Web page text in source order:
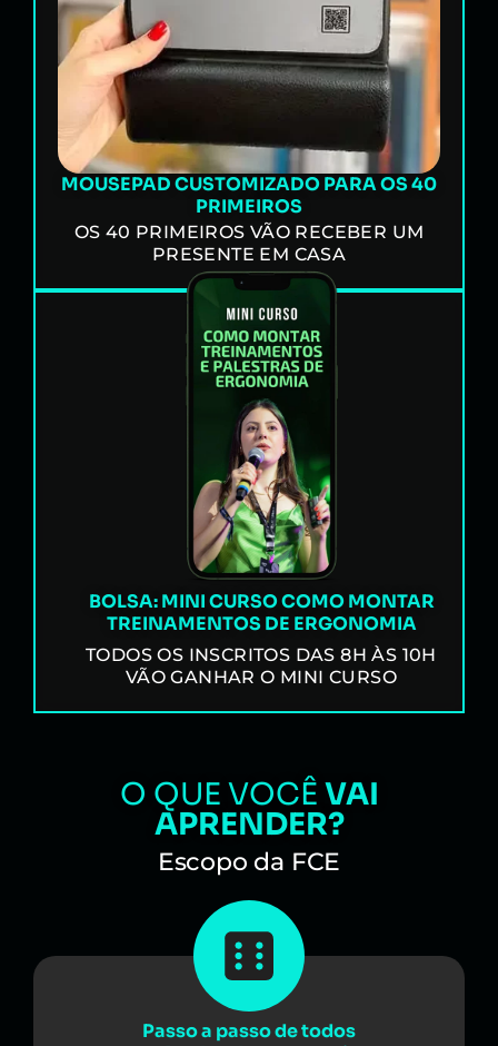
MOUSEPAD CUSTOMIZADO PARA OS 40
PRIMEIROS
OS 40 PRIMEIROS VÃO RECEBER UM
PRESENTE EM CASA
BOLSA: MINI CURSO COMO MONTAR
TREINAMENTOS DE ERGONOMIA
TODOS OS INSCRITOS DAS 8H ÀS 10H
VÃO GANHAR O MINI CURSO
O QUE VOCÊ VAI
APRENDER?
Escopo da FCE
Passo a passo de todos